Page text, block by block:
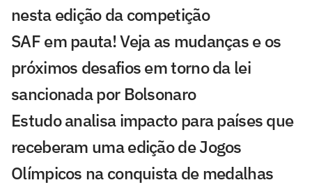
nesta edição da competição
SAF em pauta! Veja as mudanças e os
próximos desafios em torno da lei
sancionada por Bolsonaro
Estudo analisa impacto para países que
receberam uma edição de Jogos
Olímpicos na conquista de medalhas